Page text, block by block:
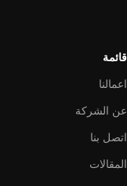
قائمة
اعمالنا
عن الشركة
اتصل بنا
المقالات